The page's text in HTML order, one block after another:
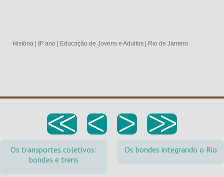
História 8º ano Educação de Jovens e Adultos Rio de Janeiro
<< < > >>
Os transportes coletivos:
bondes e trens
Os bondes integrando o Rio